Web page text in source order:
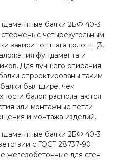
балки 2БФ 40-3
с четырехугольным
зависит от шага колонн (3,
фундамента и
Для лучшего опирания
спроектированы таким
был шире, чем
балок располагаются
или монтажные петли
и монтажа изделий.
балки 2БФ 40-3
с ГОСТ 28737-90
железобетонные для стен